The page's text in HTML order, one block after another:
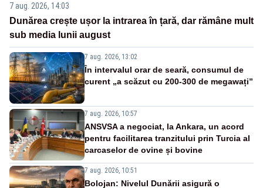
7 aug. 2026, 14:03
Dunărea crește ușor la intrarea în țară, dar rămâne mult
sub media lunii august
7 aug. 2026, 13:02
În intervalul orar de seară, consumul de
curent „a scăzut cu 200-300 de megawați”
7 aug. 2026, 10:57
ANSVSA a negociat, la Ankara, un acord
pentru facilitarea tranzitului prin Turcia al
carcaselor de ovine și bovine
7 aug. 2026, 10:51
Bolojan: Nivelul Dunării asigură o